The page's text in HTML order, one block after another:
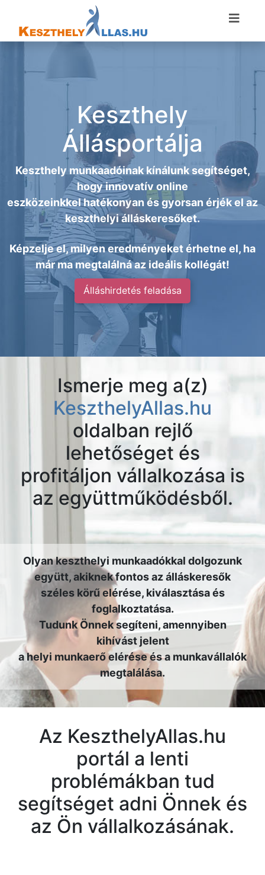
Keszthely
Állásportálja
Keszthely munkaadóinak kínálunk segítséget,
hogy innovatív online
eszközeinkkel hatékonyan és gyorsan érjék el az
keszthelyi álláskeresőket.
Képzelje el, milyen eredményeket érhetne el, ha
már ma megtalálná az ideális kollégát!
Álláshirdetés feladása
Ismerje meg a(z)
KeszthelyAllas.hu
oldalban rejlő
lehetőséget és
profitáljon vállalkozása is
az együttműködésből.
Olyan keszthelyi munkaadókkal dolgozunk
együtt, akiknek fontos az álláskeresők
széles körű elérése, kiválasztása és
foglalkoztatása.
Tudunk Önnek segíteni, amennyiben
kihívást jelent
a helyi munkaerő elérése és a munkavállalók
megtalálása.
Az KeszthelyAllas.hu
portál a lenti
problémákban tud
segítséget adni Önnek és
az Ön vállalkozásának.